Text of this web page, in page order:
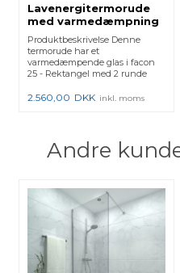
Lavenergitermorude
med varmedæmpning
- Figur 25
Produktbeskrivelse Denne
termorude har et
varmedæmpende glas i facon
25 - Rektangel med 2 runde
2.560,00 DKK inkl. moms
Andre